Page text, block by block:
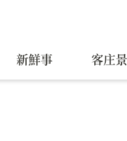
新鮮事 客庄